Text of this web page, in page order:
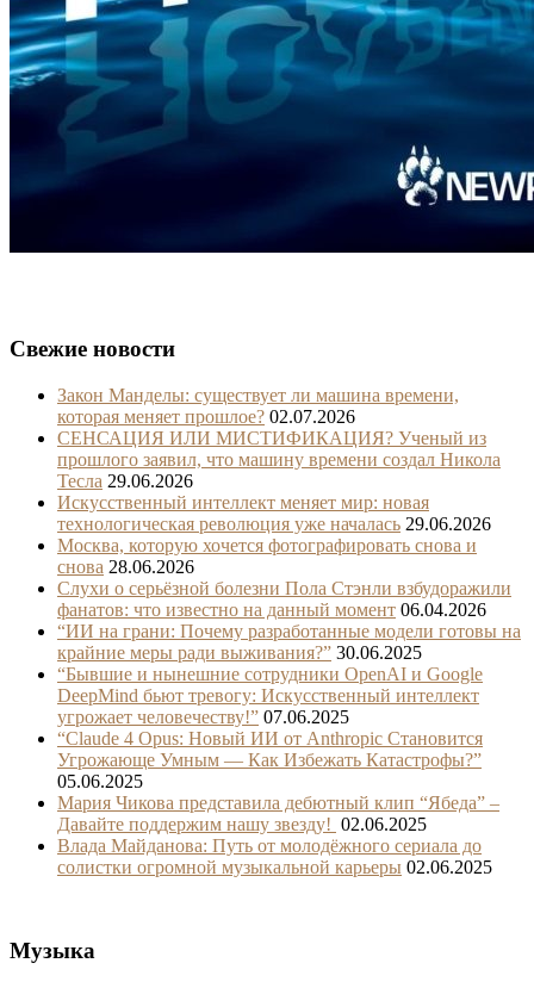
Свежие новости
Закон Манделы: существует ли машина времени,
которая меняет прошлое? 02.07.2026
СЕНСАЦИЯ ИЛИ МИСТИФИКАЦИЯ? Ученый из
прошлого заявил, что машину времени создал Никола
Тесла 29.06.2026
Искусственный интеллект меняет мир: новая
технологическая революция уже началась 29.06.2026
Москва, которую хочется фотографировать снова и
снова 28.06.2026
Слухи о серьёзной болезни Пола Стэнли взбудоражили
фанатов: что известно на данный момент 06.04.2026
“ИИ на грани: Почему разработанные модели готовы на
крайние меры ради выживания?” 30.06.2025
“Бывшие и нынешние сотрудники OpenAI и Google
DeepMind бьют тревогу: Искусственный интеллект
угрожает человечеству!” 07.06.2025
“Claude 4 Opus: Новый ИИ от Anthropic Становится
Угрожающе Умным — Как Избежать Катастрофы?”
05.06.2025
Мария Чикова представила дебютный клип “Ябеда” –
Давайте поддержим нашу звезду! 02.06.2025
Влада Майданова: Путь от молодёжного сериала до
солистки огромной музыкальной карьеры 02.06.2025
Музыка